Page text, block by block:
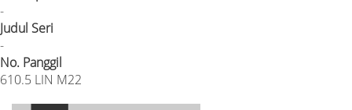
-
Judul Seri
-
No. Panggil
610.5 LIN M22